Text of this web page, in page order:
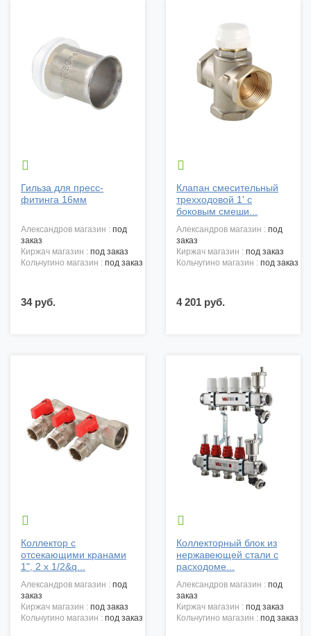

Гильза для пресс-
фитинга 16мм
александров магазин : под
заказ
киржач магазин : под заказ
кольчугино магазин : под заказ
34 руб.

Клапан смесительный
трехходовой 1' с
боковым смеши...
александров магазин : под
заказ
киржач магазин : под заказ
кольчугино магазин : под заказ
4 201 руб.

Коллектор с
отсекающими кранами
1", 2 х 1/2&q...
александров магазин : под
заказ
киржач магазин : под заказ
кольчугино магазин : под заказ

Коллекторный блок из
нержавеющей стали с
расходоме...
александров магазин : под
заказ
киржач магазин : под заказ
кольчугино магазин : под заказ